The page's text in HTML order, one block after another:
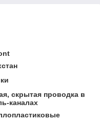
скрытая проводка в
каналах